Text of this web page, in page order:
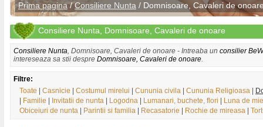
Prima pagina/Consiliere Nunta / Domnisoare, Cavaleri de
Consiliere Nunta, Domnisoare, Cavaleri de onoare
Consiliere Nunta, Domnisoare, Cavaleri de onoare - Intreaba un consilier
intereseaza sa stii despre Domnisoare, Cavaleri de onoare.
Filtre:
Toate
Casnicie Costumul mirelui Cununia civila Cununia Religioasa
Familie Invitatii de nunta Logodna Lumanari, buchete, flori
Luna de
Obiceiuri de nunta
Parintii si familia Recasatorie Rochie de mireasa